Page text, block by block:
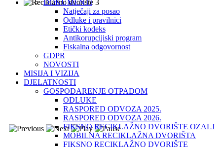
DOKUMENTI
Natječaji za posao
Odluke i pravilnici
Etički kodeks
Antikorupcijiski program
Fiskalna odgovornost
GDPR
NOVOSTI
MISIJA I VIZIJA
DJELATNOSTI
GOSPODARENJE OTPADOM
ODLUKE
RASPORED ODVOZA 2025.
RASPORED ODVOZA 2026.
FIKSNO RECIKLAŽNO DVORIŠTE OZALJ
MOBILNA RECIKLAŽNA DVORIŠTA
FIKSNO RECIKLAŽNO DVORIŠTE